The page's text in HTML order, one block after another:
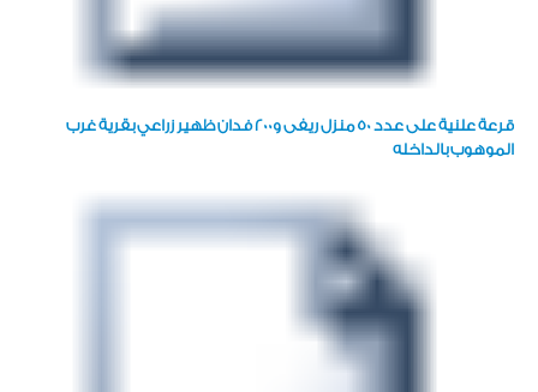
قرعة علنية على عدد ٥٠ منزل ريفى و٢٠٠ فدان ظهير زراعي بقرية غرب
الموهوب بالداخله